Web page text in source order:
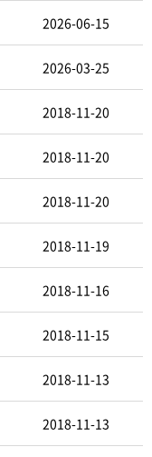
2026-06-15
2026-03-25
2018-11-20
2018-11-20
2018-11-20
2018-11-19
2018-11-16
2018-11-15
2018-11-13
2018-11-13